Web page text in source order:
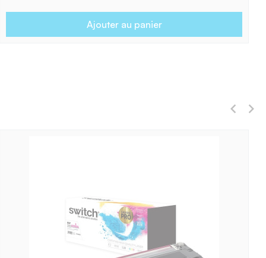
Ajouter au panier